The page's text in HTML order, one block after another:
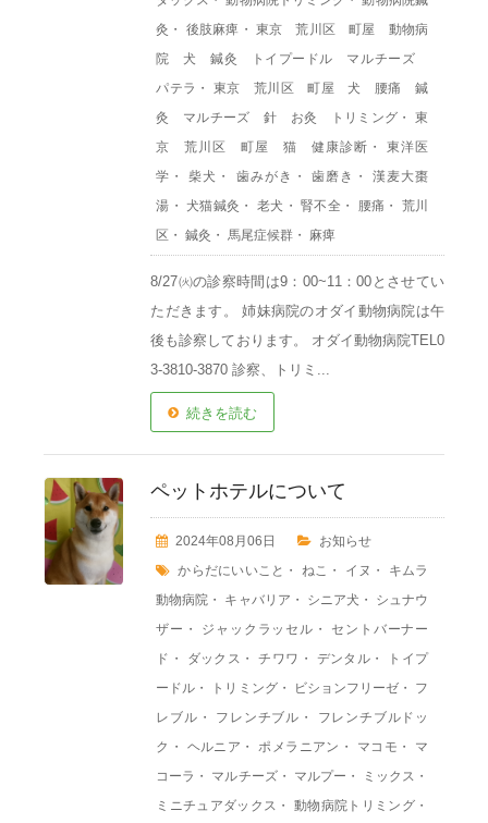
灸 ・ 後肢麻痺 ・ 東京 荒川区 町屋 動物病
院 犬 鍼灸 トイプードル マルチーズ
パテラ ・ 東京 荒川区 町屋 犬 腰痛 鍼
灸 マルチーズ 針 お灸 トリミング ・東
京 荒川区 町屋 猫 健康診断 ・東洋医
学 ・柴犬 ・ 歯みがき ・ 歯磨き ・ 漢麦大棗
湯 ・犬猫鍼灸 ・ 老犬 ・腎不全 ・ 腰痛 ・ 荒川
区 ・鍼灸 ・馬尾症候群 ・ 麻痺
8/27㈫の診察時間は9：00~11：00とさせてい
ただきます。 姉妹病院のオダイ動物病院は午
後も診察しております。 オダイ動物病院TEL0
3-3810-3870 診察、トリミ...
続きを読む
ペットホテルについて
2024年08月06日
お知らせ
からだにいいこと ・ ねこ ・ イヌ ・ キムラ
動物病院 ・ キャバリア ・ シニア犬 ・ シュナウ
ザー ・ ジャックラッセル ・ セントバーナー
ド ・ ダックス ・チワワ ・ デンタル ・
トイプ
ードル ・ トリミング・ ビションフリーゼ ・ フ
レブル ・ フレンチブル ・
フレンチブルドッ
ク ・ ヘルニア ・ポメラニアン ・ マコモ ・ マ
コーラ ・ マルチーズ・ マルプー ・ ミックス ・
ミニチュアダックス ・ 動物病院トリミング ・